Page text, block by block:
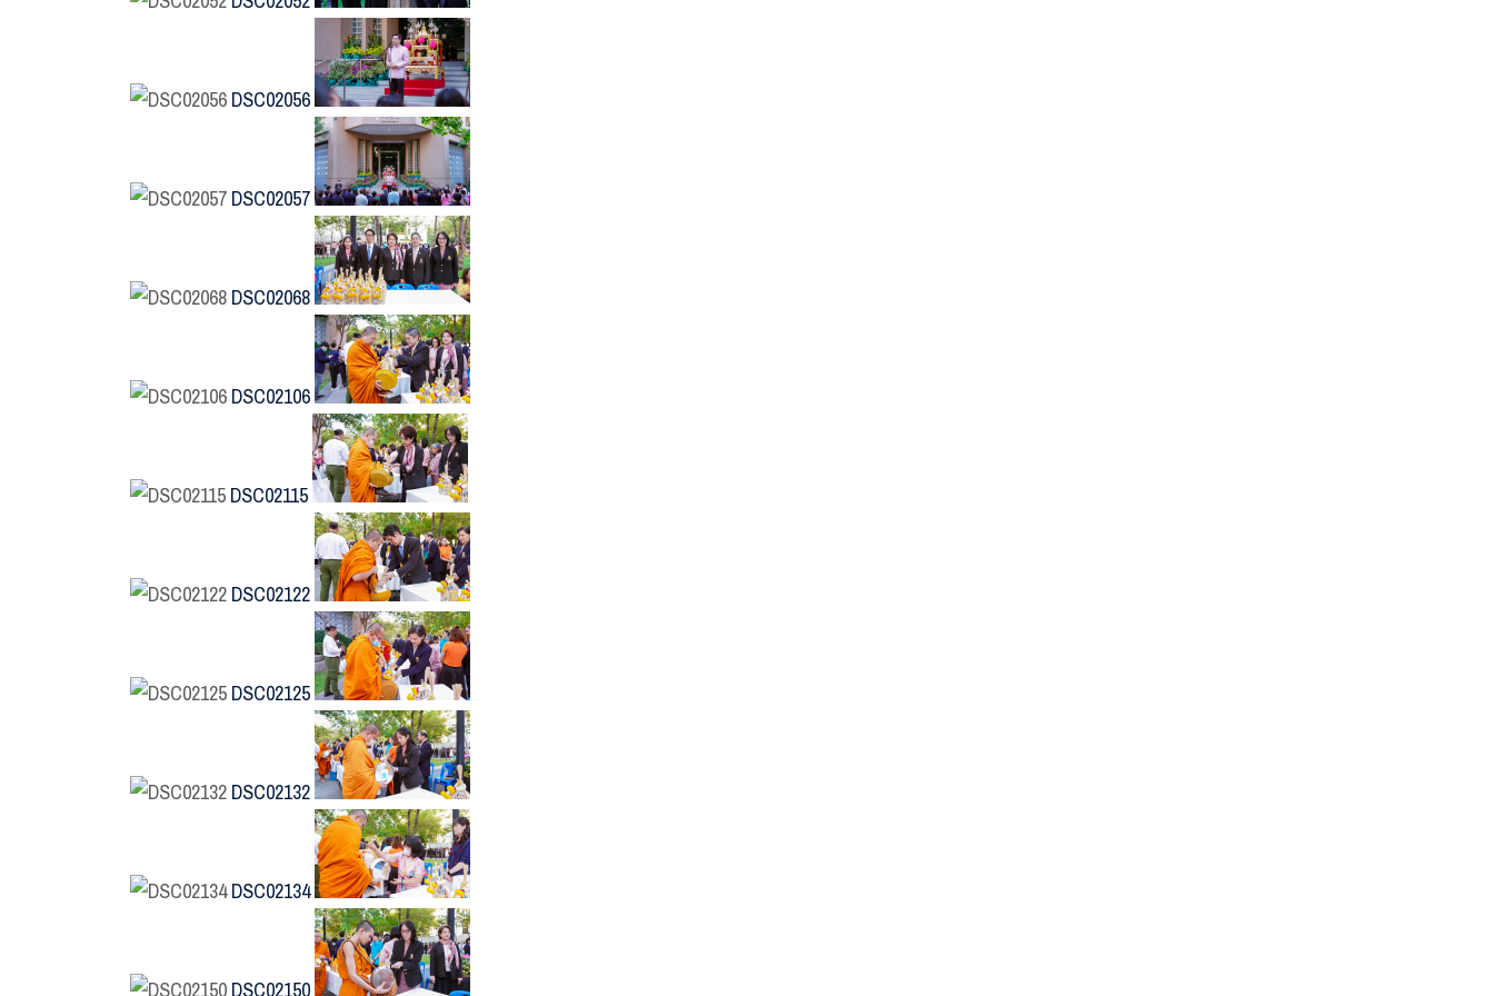
DSC02056
DSC02057
DSC02068
DSC02106
DSC02115
DSC02122
DSC02125
DSC02132
DSC02134
DSC02150